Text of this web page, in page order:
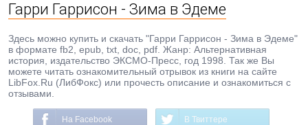
Гарри Гаррисон - Зима в Эдеме
Здесь можно купить и скачать "Гарри Гаррисон - Зима в Эдеме"
в формате fb2, epub, txt, doc, pdf. Жанр: Альтернативная
история, издательство ЭКСМО-Пресс, год 1998. Так же Вы
можете читать ознакомительный отрывок из книги на сайте
LibFox.Ru (ЛибФокс) или прочесть описание и ознакомиться с
отзывами.
На Facebook В Твиттере